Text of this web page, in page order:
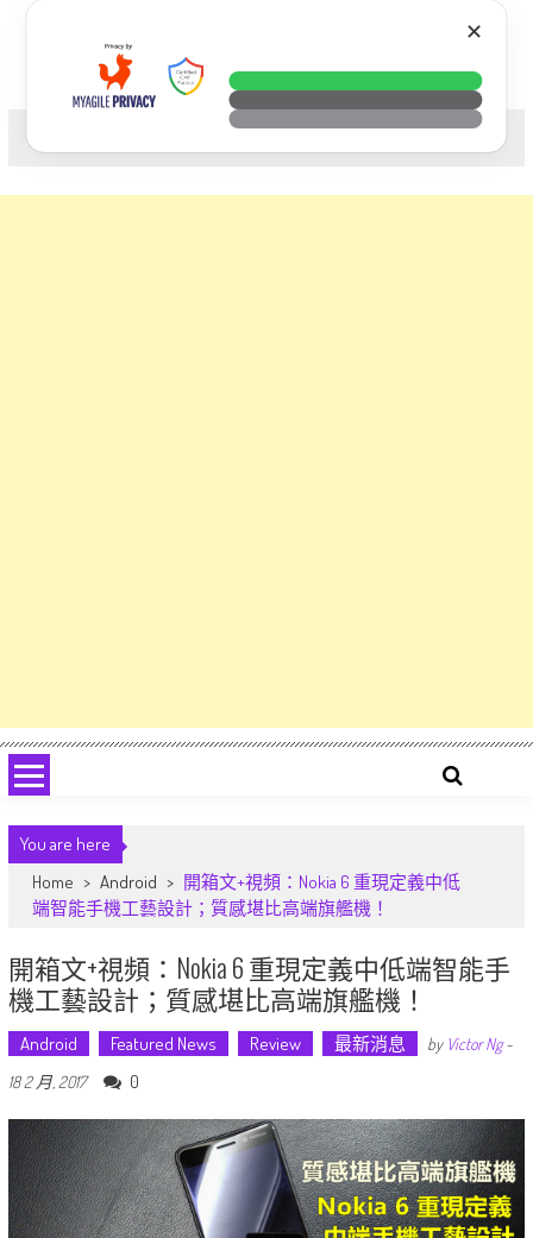
科技. 生活. 攝影.
You are here
Home > Android > 開箱文+視頻：Nokia 6 重現定義中低
端智能手機工藝設計；質感堪比高端旗艦機！
開箱文+視頻：Nokia 6 重現定義中低端智能手
機工藝設計；質感堪比高端旗艦機！
Android Featured News Review 最新消息 by Victor Ng-
18 2 月, 2017
0
✕